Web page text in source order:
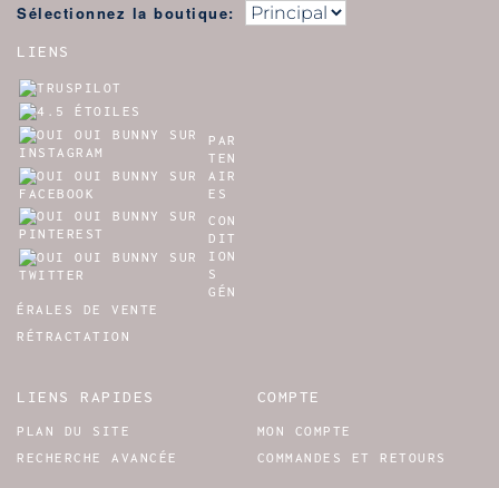
Sélectionnez la boutique:
LIENS
PAR
TEN
AIR
ES
CON
DIT
ION
S
GÉN
ÉRALES DE VENTE
RÉTRACTATION
LIENS RAPIDES
PLAN DU SITE
RECHERCHE AVANCÉE
COMPTE
MON COMPTE
COMMANDES ET RETOURS